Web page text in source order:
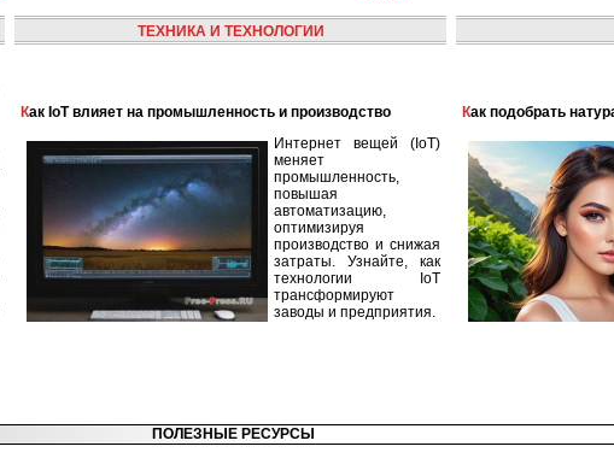
ТЕХНИКА И ТЕХНОЛОГИИ
Как IoT влияет на промышленность и производство
Интернет вещей (IoT)
меняет
промышленность,
повышая
автоматизацию,
оптимизируя
производство и снижая
затраты. Узнайте, как
технологии IoT
трансформируют
заводы и предприятия.
Как подобрать
ПОЛЕЗНЫЕ РЕСУРСЫ